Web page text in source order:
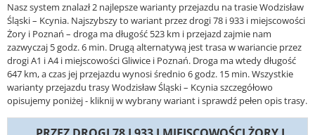
Nasz system znalazł 2 najlepsze warianty przejazdu na trasie Wodzisław
Śląski – Kcynia. Najszybszy to wariant przez drogi 78 i 933 i miejscowości
Żory i Poznań – droga ma długość 523 km i przejazd zajmie nam
zazwyczaj 5 godz. 6 min. Drugą alternatywą jest trasa w wariancie przez
drogi A1 i A4 i miejscowości Gliwice i Poznań. Droga ma wtedy długość
647 km, a czas jej przejazdu wynosi średnio 6 godz. 15 min. Wszystkie
warianty przejazdu trasy Wodzisław Śląski – Kcynia szczegółowo
opisujemy poniżej - kliknij w wybrany wariant i sprawdź pełen opis trasy.